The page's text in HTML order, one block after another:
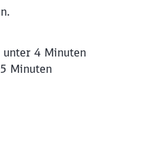
unter 4 Minuten
Minuten